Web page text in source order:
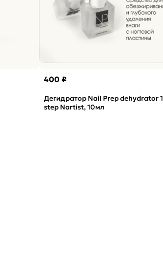
400 ₽
Дегидратор Nail Prep dehydrator 1
step Nartist, 10мл